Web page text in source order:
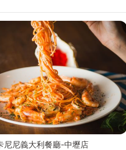
尼尼義大利餐廳-中壢店